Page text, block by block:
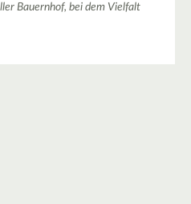
Bauernhof, bei dem Vielfalt